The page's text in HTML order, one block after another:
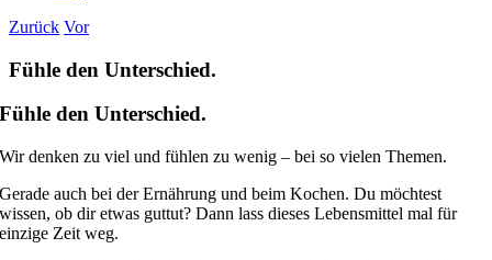
Zurück Vor
Fühle den Unterschied.
Fühle den Unterschied.
Wir denken zu viel und fühlen zu wenig – bei so vielen Themen.
Gerade auch bei der Ernährung und beim Kochen. Du möchtest
wissen, ob dir etwas guttut? Dann lass dieses Lebensmittel mal für
einzige Zeit weg.